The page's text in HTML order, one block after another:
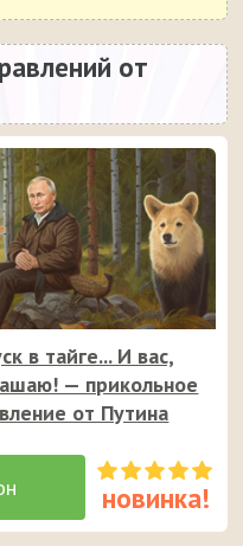
от
в тайге... И вас,
— прикольное
от Путина